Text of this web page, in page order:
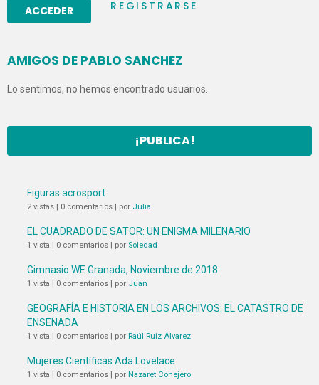
REGISTRARSE
AMIGOS DE PABLO SANCHEZ
Lo sentimos, no hemos encontrado usuarios.
¡PUBLICA!
Figuras acrosport
2 vistas 0 comentarios por Julia
EL CUADRADO DE SATOR: UN ENIGMA MILENARIO
1 vista 0 comentarios por Soledad
Gimnasio WE Granada, Noviembre de 2018
1 vista 0 comentarios por Juan
GEOGRAFÍA E HISTORIA EN LOS ARCHIVOS: EL CATASTRO DE
ENSENADA
1 vista 0 comentarios por Raúl Ruiz Álvarez
Mujeres Científicas Ada Lovelace
1 vista 0 comentarios por Nazaret Conejero